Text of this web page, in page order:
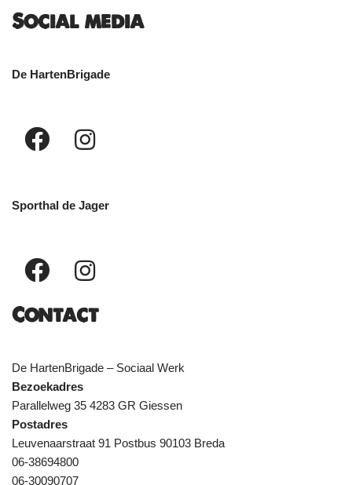
Social media
De HartenBrigade
Sporthal de Jager
Contact
De HartenBrigade – Sociaal Werk
Bezoekadres
Parallelweg 35 4283 GR Giessen
Postadres
Leuvenaarstraat 91 Postbus 90103 Breda
06-38694800
06-30090707